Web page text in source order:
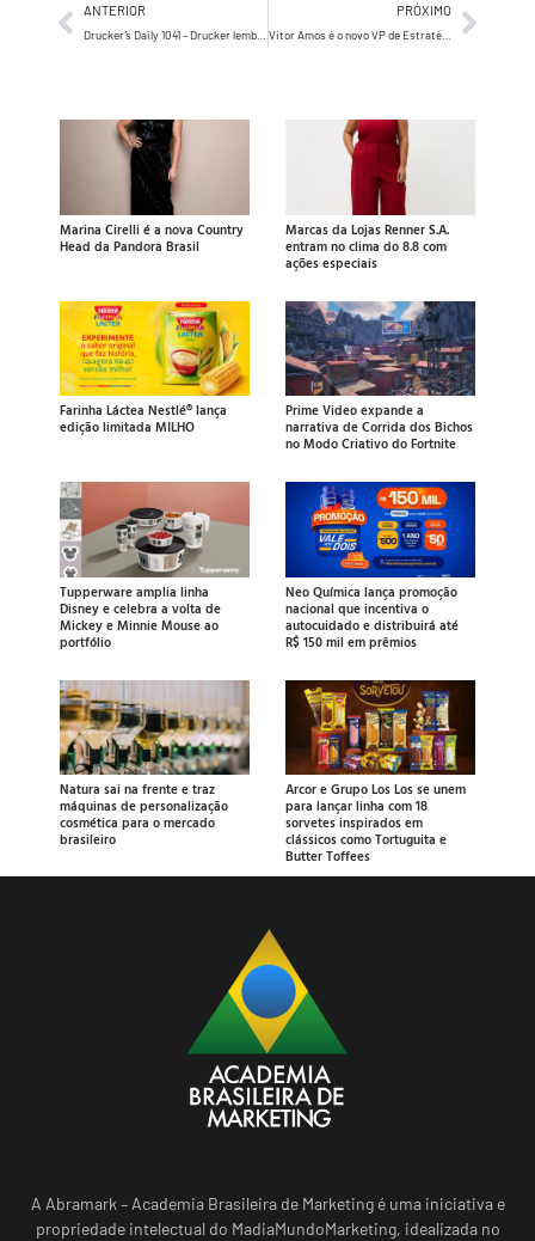
ANTERIOR PRÓXIMO
Vitor Amos é o novo VP de Estratégia da Fbiz
Marina Cirelli é a nova Country
Head da Pandora Brasil
Marcas da Lojas Renner S.A.
entram no clima do 8.8 com
ações especiais
Farinha Láctea Nestlé® lança
edição limitada MILHO
Prime Video expande a
narrativa de Corrida dos Bichos
no Modo Criativo do Fortnite
Tupperware amplia linha
Disney e celebra a volta de
Mickey e Minnie Mouse ao
portfólio
Neo Química lança promoção
nacional que incentiva o
autocuidado e distribuirá até
R$ 150 mil em prêmios
Natura sai na frente e traz
máquinas de personalização
cosmética para o mercado
brasileiro
Arcor e Grupo Los Los se unem
para lançar linha com 18
sorvetes inspirados em
clássicos como Tortuguita e
Butter Toffees
A Abramark – Academia Brasileira de Marketing é uma iniciativa e
propriedade intelectual do MadiaMundoMarketing, idealizada no